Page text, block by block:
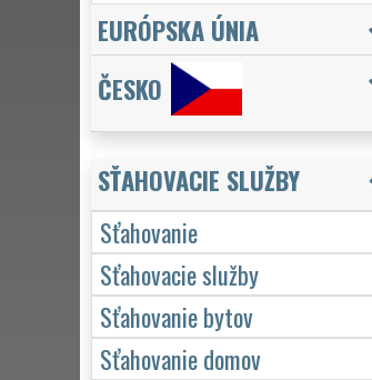
EURÓPSKA ÚNIA
ČESKO
SŤAHOVACIE SLUŽBY
Sťahovanie
Sťahovacie služby
Sťahovanie bytov
Sťahovanie domov